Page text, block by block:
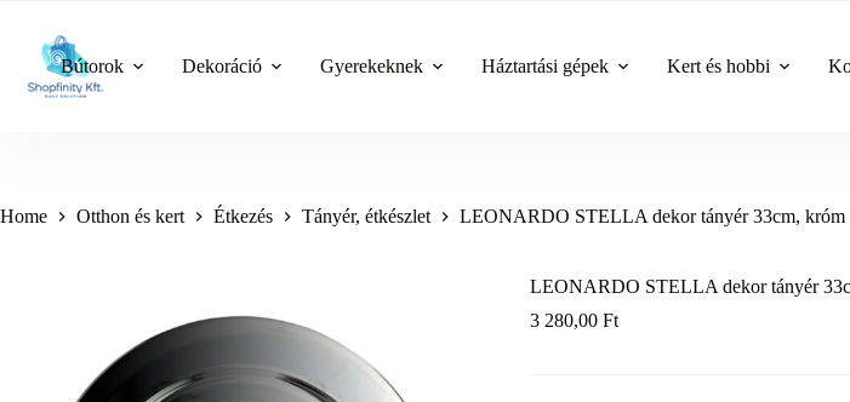
content
Bútorok Dekoráció Gyerekeknek Háztartási gépek Kert és hobbi
Home Otthon és kert Étkezés Tányér, étkészlet LEONARDO STELLA dekor tányér 33cm, króm
LEONARDO STELLA dekor tányér
3 280,00Ft